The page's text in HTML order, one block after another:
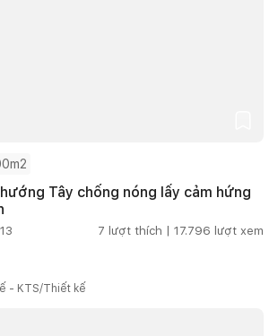
Tây chống nóng lấy cảm hứng
7 lượt thích | 17.796 lượt xem
- KTS/Thiết kế